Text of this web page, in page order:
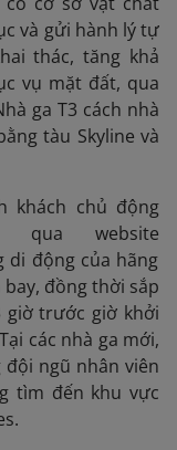
và gửi hành lý tự
thác, tăng khả
vụ mặt đất, qua
ga T3 cách nhà
tàu Skyline và
khách chủ động
website
di động của hãng
đồng thời sắp
giờ trước giờ khởi
các nhà ga mới,
ngũ nhân viên
tìm đến khu vực